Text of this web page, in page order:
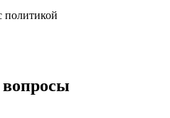
политикой